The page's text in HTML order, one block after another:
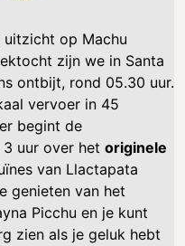
op Machu
zijn we in Santa
ontbijt, rond 05.30 uur.
vervoer in 45
begint de
uur over het originele
van Llactapata
genieten van het
Picchu en je kunt
zien als je geluk hebt